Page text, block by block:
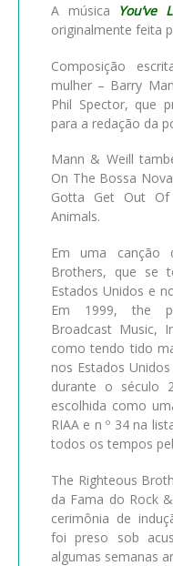
A música You’ve
originalmente feita
Composição
mulher – Barry
Phil Spector, que
para a redação da
Mann & Weill
On The Bossa
Gotta Get Out Of
Animals.
Em uma canção
Brothers, que se
Estados Unidos e
Em 1999, the
Broadcast Music,
como tendo tido
nos Estados
durante o século
escolhida como
RIAA e n º 34 na
todos os tempos
The Righteous
da Fama do Rock
cerimônia de
foi preso sob
algumas semanas